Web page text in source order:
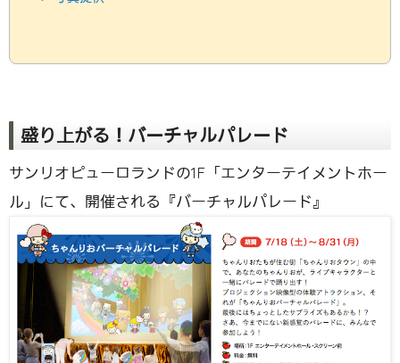
盛り上がる！バーチャルパレード
サンリオピューロランドの1F「エンターテイメントホー
ル」にて、開催される『バーチャルパレード』